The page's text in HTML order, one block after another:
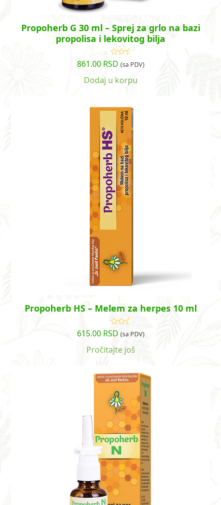
Propoherb G 30 ml – Sprej za grlo na bazi
propolisa i lekovitog bilja
Ocenjeno
sa5.00od
861.00 RSD (sa PDV)
Dodaj u korpu
Propoherb HS – Melem za herpes 10 ml
Ocenjeno
sa
3.00
od
5
615.00 RSD (sa PDV)
Pročitajte još